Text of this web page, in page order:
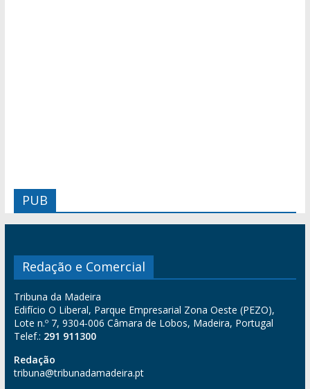
PUB
Redação e Comercial
Tribuna da Madeira
Edifício O Liberal, Parque Empresarial Zona Oeste (PEZO),
Lote n.º 7, 9304-006 Câmara de Lobos, Madeira, Portugal
Telef.: 291 911300
Redação
tribuna@tribunadamadeira.pt